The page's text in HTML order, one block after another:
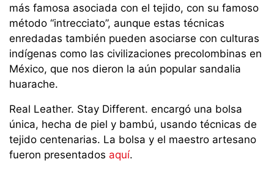
más famosa asociada con el tejido, con su famoso
método “intrecciato”, aunque estas técnicas
enredadas también pueden asociarse con culturas
indígenas como las civilizaciones precolombinas en
México, que nos dieron la aún popular sandalia
huarache.
Real Leather. Stay Different. encargó una bolsa
única, hecha de piel y bambú, usando técnicas de
tejido centenarias. La bolsa y el maestro artesano
fueron presentados aquí.